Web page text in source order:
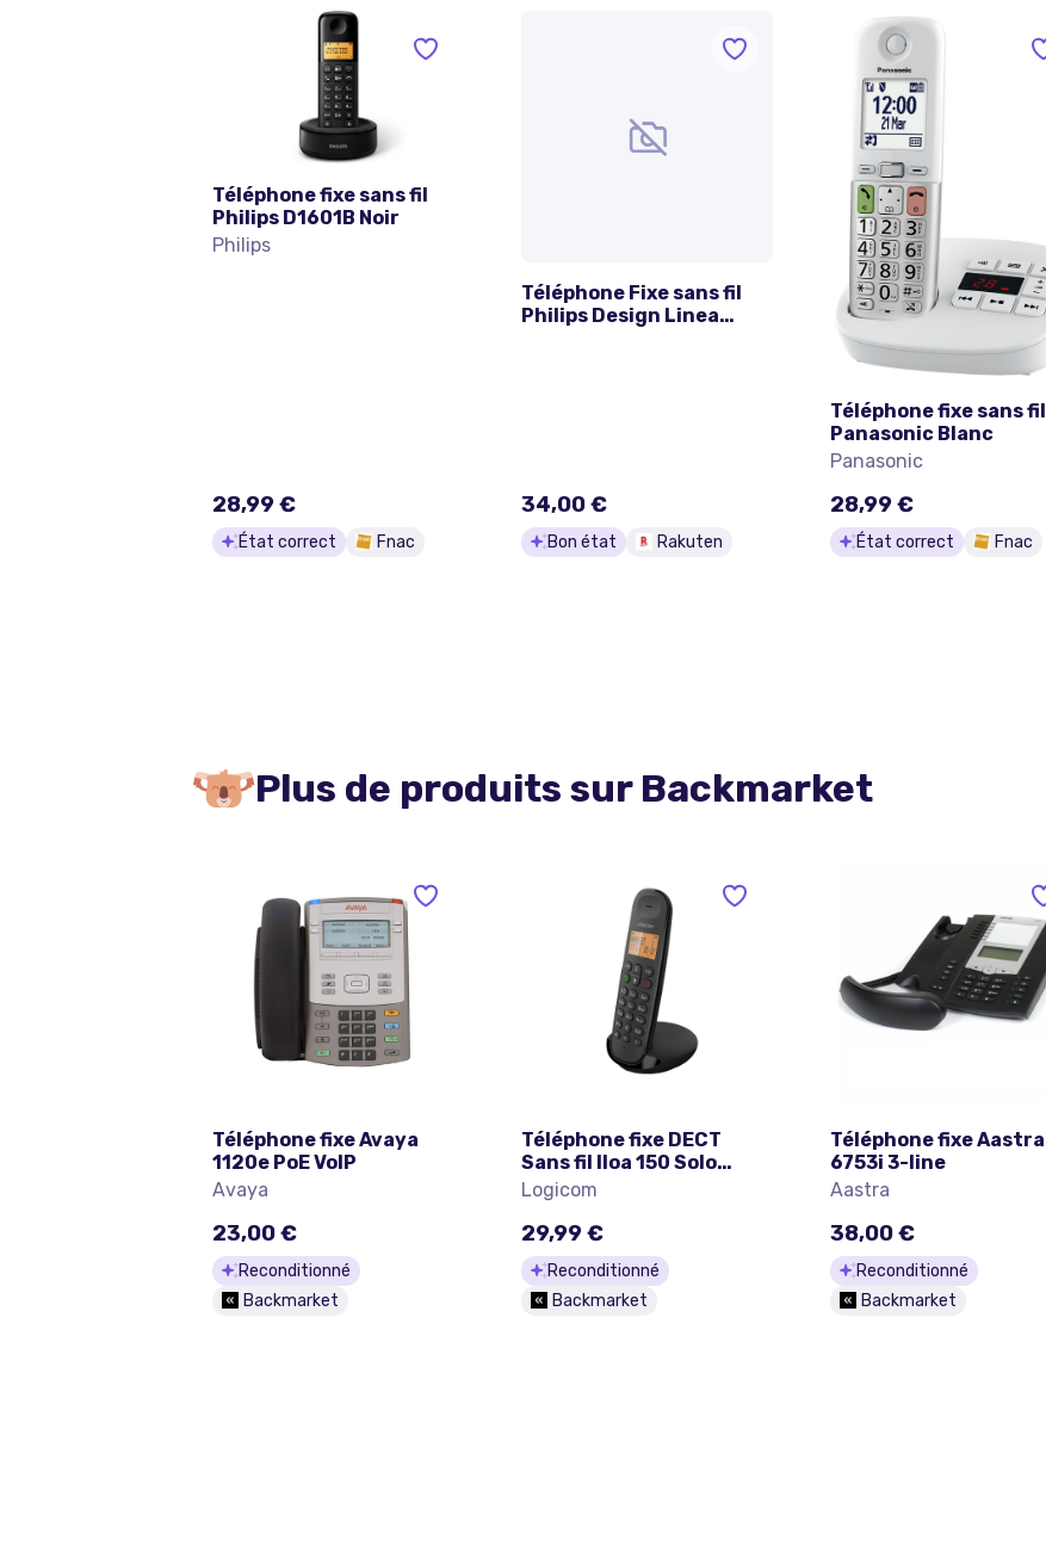
Téléphone fixe sans fil
Philips D1601B Noir
Philips
28,99 €
État correct Fnac
Téléphone Fixe sans fil
Philips Design Linea
34,00 €
Bon état Rakuten
Téléphone fixe sans fil
Panasonic Blanc
Panasonic
28,99 €
État correct Fnac
Plus de produits sur Backmarket
Téléphone fixe Avaya
1120e PoE VoIP
Avaya
23,00 €
Reconditionné
Backmarket
Téléphone fixe DECT
Sans fil Iloa 150 Solo
Mains libres Noir Logicom
Logicom
29,99 €
Reconditionné
Backmarket
Téléphone fixe Aastra
6753i 3-line
Aastra
38,00 €
Reconditionné
Backmarket